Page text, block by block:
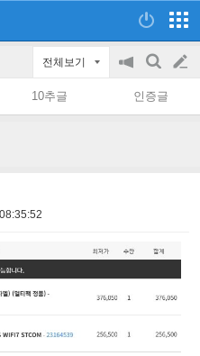
전체보기
공
on/off
검
색
글
쓰
10추글 인증글